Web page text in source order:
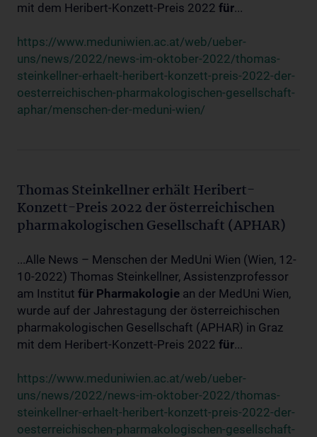
mit dem Heribert-Konzett-Preis 2022 für...
https://www.meduniwien.ac.at/web/ueber-
uns/news/2022/news-im-oktober-2022/thomas-
steinkellner-erhaelt-heribert-konzett-preis-2022-der-
oesterreichischen-pharmakologischen-gesellschaft-
aphar/menschen-der-meduni-wien/
Thomas Steinkellner erhält Heribert-
Konzett-Preis 2022 der österreichischen
pharmakologischen Gesellschaft (APHAR)
...Alle News – Menschen der MedUni Wien (Wien, 12-
10-2022) Thomas Steinkellner, Assistenzprofessor
am Institut für Pharmakologie an der MedUni Wien,
wurde auf der Jahrestagung der österreichischen
pharmakologischen Gesellschaft (APHAR) in Graz
mit dem Heribert-Konzett-Preis 2022 für...
https://www.meduniwien.ac.at/web/ueber-
uns/news/2022/news-im-oktober-2022/thomas-
steinkellner-erhaelt-heribert-konzett-preis-2022-der-
oesterreichischen-pharmakologischen-gesellschaft-